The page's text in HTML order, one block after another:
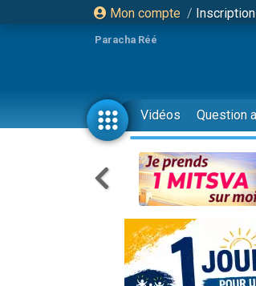
Mon compte / Inscription
Paracha Réé
Vidéos Question